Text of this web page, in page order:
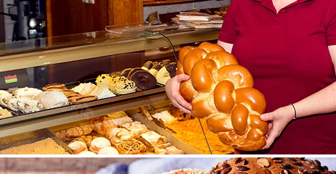
©
Sooo gut schmeckt die Bucklige Welt/ Viktoria Kornfeld